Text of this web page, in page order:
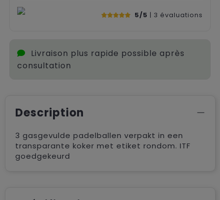
5/5 | 3 évaluations
Livraison plus rapide possible après
consultation
Description
3 gasgevulde padelballen verpakt in een
transparante koker met etiket rondom. ITF
goedgekeurd